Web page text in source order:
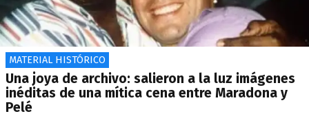
MATERIAL HISTÓRICO
Una joya de archivo: salieron a la luz imágenes
inéditas de una mítica cena entre Maradona y
Pelé